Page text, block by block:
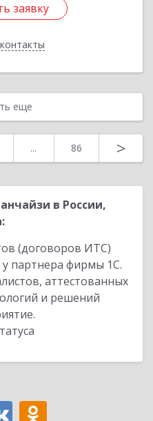
заявку
заявку
еще
... 86 >
в России,
(договоров ИТС)
партнера фирмы 1С.
аттестованных
и решений